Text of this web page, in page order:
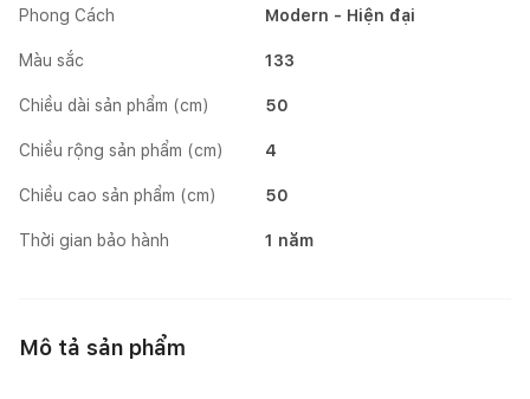
Phong Cách Modern - Hiện đại
Màu sắc 133
Chiều dài sản phẩm (cm) 50
Chiều rộng sản phẩm (cm) 4
Chiều cao sản phẩm (cm) 50
Thời gian bảo hành 1 năm
Mô tả sản phẩm